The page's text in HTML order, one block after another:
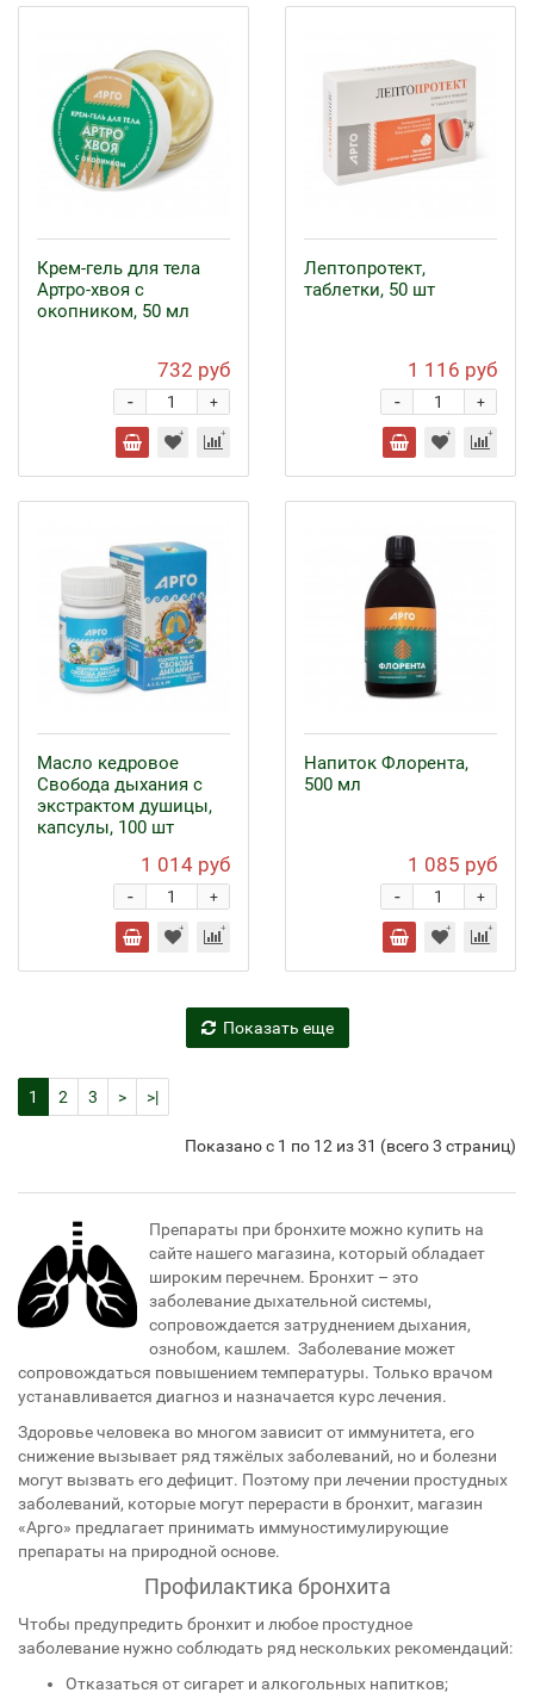
Крем-гель для тела
Артро-хвоя с
окопником, 50 мл
732 руб
+
-
Лептопротект,
таблетки, 50 шт
1 116 руб
+
-
Масло кедровое
Свобода дыхания с
экстрактом душицы,
капсулы, 100 шт
1 014 руб
+
-
Напиток Флорента,
500 мл
1 085 руб
+
-
Показать еще
1 2 3 > >|
Показано с 1 по 12 из 31 (всего 3 страниц)
Препараты при бронхите можно купить на
сайте нашего магазина, который обладает
широким перечнем. Бронхит – это
заболевание дыхательной системы,
сопровождается затруднением дыхания,
ознобом, кашлем. Заболевание может
сопровождаться повышением температуры. Только врачом
устанавливается диагноз и назначается курс лечения.
Здоровье человека во многом зависит от иммунитета, его
снижение вызывает ряд тяжёлых заболеваний, но и болезни
могут вызвать его дефицит. Поэтому при лечении простудных
заболеваний, которые могут перерасти в бронхит, магазин
«Арго» предлагает принимать иммуностимулирующие
препараты на природной основе.
Профилактика бронхита
Чтобы предупредить бронхит и любое простудное
заболевание нужно соблюдать ряд нескольких рекомендаций:
Отказаться от сигарет и алкогольных напитков;